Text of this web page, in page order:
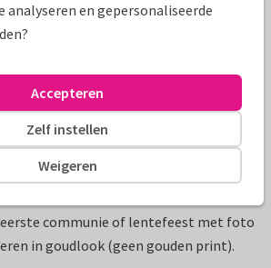
communie of lentefeest met foto
in goudlook (geen gouden print).
en gepersonaliseerde
Weigeren
Zelf instellen
Accepteren